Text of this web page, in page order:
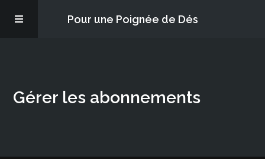
Pour une Poignée de Dés
PQD2P
Gérer les abonnements